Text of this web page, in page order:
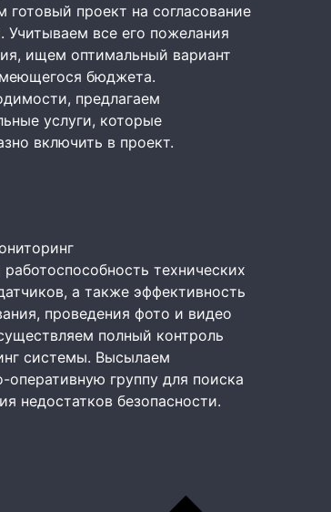
готовый проект на согласование
Учитываем все его пожелания
ищем оптимальный вариант
бюджета.
предлагаем
услуги, которые
включить в проект.
технических
а также эффективность
проведения фото и видео
полный контроль
системы. Высылаем
оперативную группу для поиска
недостатков безопасности.